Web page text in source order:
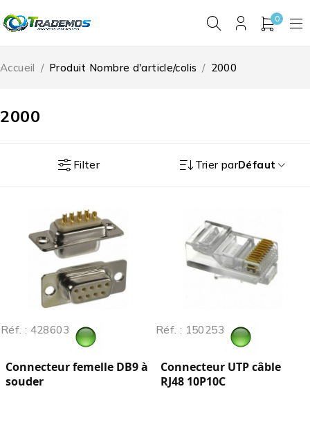
0
2000
Accueil / Produit Nombre d'article/colis / 2000
Filter Trier parDéfaut
Réf. : 428603
Connecteur femelle DB9 à
souder
Réf. : 150253
Connecteur UTP câble
RJ48 10P10C